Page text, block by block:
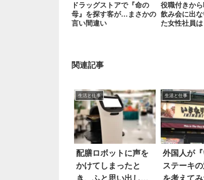
ドラッグストアで『命の
母』を探す客が…まさかの
言い間違い
役職付きから
飲み会に出
た女性社員は
関連記事
生活と仕事
配膳ロボットに声を
かけてしまったと
き、ふと思い出した
生活と仕事
外国人が
ステーキの
を考えて